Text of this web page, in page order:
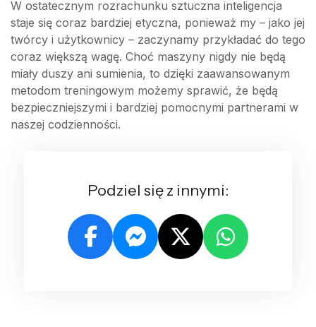
W ostatecznym rozrachunku sztuczna inteligencja
staje się coraz bardziej etyczna, ponieważ my – jako jej
twórcy i użytkownicy – zaczynamy przykładać do tego
coraz większą wagę. Choć maszyny nigdy nie będą
miały duszy ani sumienia, to dzięki zaawansowanym
metodom treningowym możemy sprawić, że będą
bezpieczniejszymi i bardziej pomocnymi partnerami w
naszej codzienności.
Podziel się z innymi: